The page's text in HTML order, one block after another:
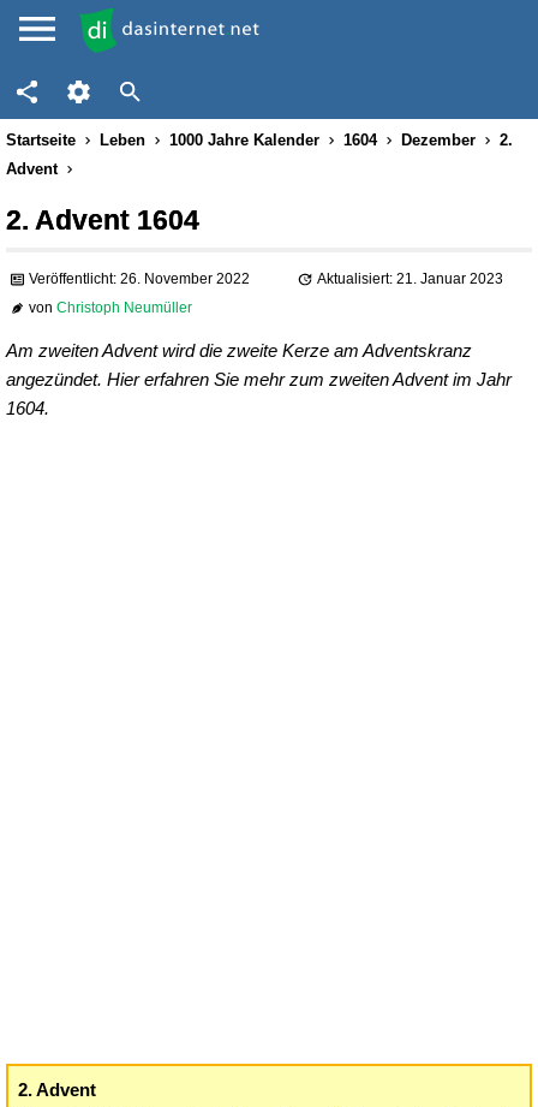
Startseite Leben 1000 Jahre Kalender 1604 Dezember
2.
Advent
2. Advent 1604
Veröffentlicht: 26. November 2022
Aktualisiert: 21. Januar 2023
vonChristoph Neumüller
Am zweiten Advent wird die zweite Kerze am Adventskranz
angezündet. Hier erfahren Sie mehr zum zweiten Advent im Jahr
1604.
2. Advent